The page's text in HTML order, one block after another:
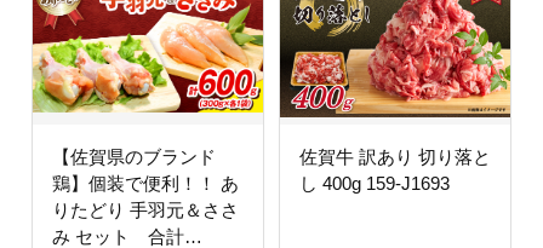
【佐賀県のブランド
鶏】個装で便利！！ あ
りたどり 手羽元＆ささ
み セット 合計
佐賀牛 訳あり 切り落と
し 400g 159-J1693